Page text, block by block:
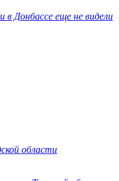
в Донбассе еще не видели
области